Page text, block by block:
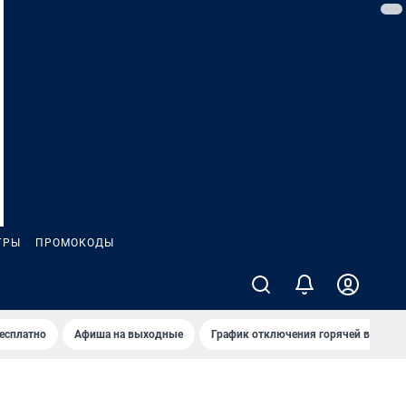
ПРОМОКОДЫ
Афиша на выходные График отключения горячей воды в